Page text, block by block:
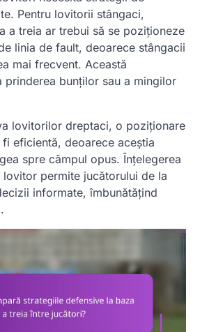
Pentru lovitorii stângaci,
a treia ar trebui să se poziționeze
linia de fault, deoarece stângacii
mai frecvent. Această
prinderea bunților sau a mingilor
lovitorilor dreptaci, o poziționare
eficientă, deoarece aceștia
spre câmpul opus. Înțelegerea
permite jucătorului de la
informate, îmbunătățind